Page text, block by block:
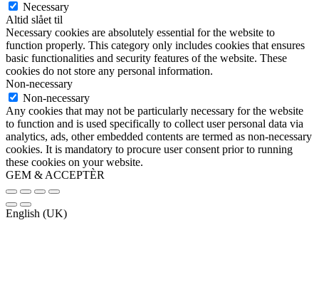
Necessary
Altid slået til
Necessary cookies are absolutely essential for the website to
function properly. This category only includes cookies that ensures
basic functionalities and security features of the website. These
cookies do not store any personal information.
Non-necessary
Non-necessary
Any cookies that may not be particularly necessary for the website
to function and is used specifically to collect user personal data via
analytics, ads, other embedded contents are termed as non-necessary
cookies. It is mandatory to procure user consent prior to running
these cookies on your website.
GEM & ACCEPTÈR
English (UK)